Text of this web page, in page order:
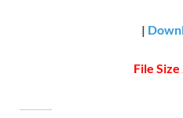
|
File